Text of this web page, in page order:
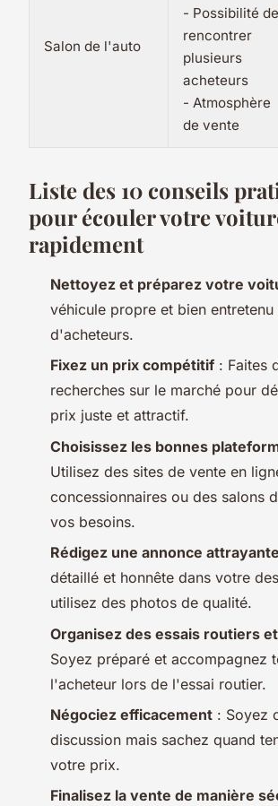
Salon de l'auto
- Possibilité de
rencontrer
plusieurs
acheteurs
- Atmosphère
de vente
Liste des 10 conseils
pour écouler votre
rapidement
Nettoyez et préparez votre
véhicule propre et bien
d'acheteurs.
Fixez un prix compétitif : Faites
recherches sur le marché pour
prix juste et attractif.
Choisissez les bonnes
Utilisez des sites de vente en
concessionnaires ou des salons
vos besoins.
Rédigez une annonce attrayante
détaillé et honnête dans votre
utilisez des photos de qualité.
Organisez des essais routiers
Soyez préparé et accompagnez
l'acheteur lors de l'essai routier.
Négociez efficacement : Soyez
discussion mais sachez quand
votre prix.
Finalisez la vente de manière